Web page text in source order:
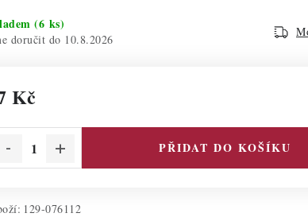
(6 ks)
10.8.2026
Kč
PŘIDAT DO KOŠÍKU
129-076112